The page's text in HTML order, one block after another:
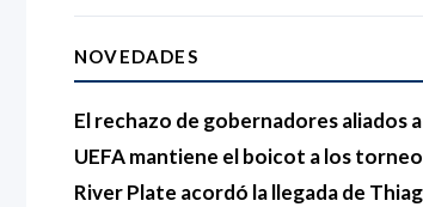
NOVEDADES
El rechazo de gobernadores aliados
UEFA mantiene el boicot a los
River Plate acordó la llegada de